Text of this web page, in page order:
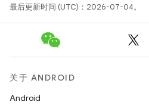
最后更新时间 (UTC)：2026-07-04。
关于 ANDROID
Android